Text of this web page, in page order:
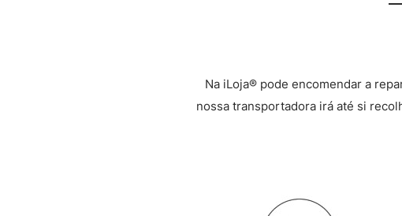
Na iLoja® pode encomendar a
nossa transportadora irá até si